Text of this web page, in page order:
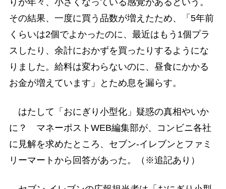
その結果、一度に買う品数が増えたため、「5年前
くらいは2個でよかったのに、最近はもう1個プラ
スしたり、余計におかずを買ったりするようにな
りました。給料は変わらないのに、昼食にかかる
お金が増えています」とため息を漏らす。
はたして「おにぎり小型化」疑惑の真相やいか
に？ マネーポストWEB編集部が、コンビニ各社
に見解を求めたところ、セブン-イレブンとファミ
リーマートから回答があった。（※追記あり）